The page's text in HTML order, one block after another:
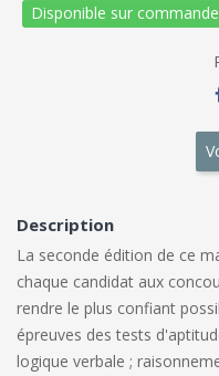
Disponible sur
Description
La seconde édition de ce
chaque candidat aux
rendre le plus confiant
épreuves des tests
logique verbale ;